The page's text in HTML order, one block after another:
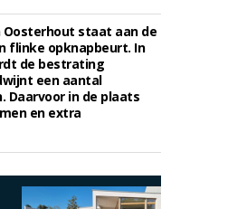
Oosterhout staat aan de
flinke opknapbeurt. In
de bestrating
een aantal
Daarvoor in de plaats
en extra